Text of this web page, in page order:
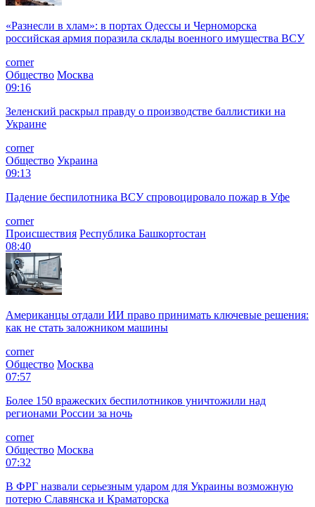
«Разнесли в хлам»: в портах Одессы и Черноморска
российская армия поразила склады военного имущества ВСУ
corner
Общество Москва
09:16
Зеленский раскрыл правду о производстве баллистики на
Украине
corner
Общество Украина
09:13
Падение беспилотника ВСУ спровоцировало пожар в Уфе
corner
Происшествия Республика Башкортостан
08:40
Американцы отдали ИИ право принимать ключевые решения:
как не стать заложником машины
corner
Общество Москва
07:57
Более 150 вражеских беспилотников уничтожили над
регионами России за ночь
corner
Общество Москва
07:32
В ФРГ назвали серьезным ударом для Украины возможную
потерю Славянска и Краматорска